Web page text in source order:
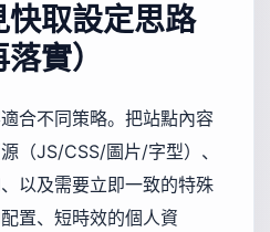
取設定思路
實）
合不同策略。把站點內容
（JS/CSS/圖片/字型）、
以及需要立即一致的特殊
置、短時效的個人資